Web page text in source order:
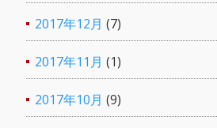
2017年12月 (7)
2017年11月 (1)
2017年10月 (9)